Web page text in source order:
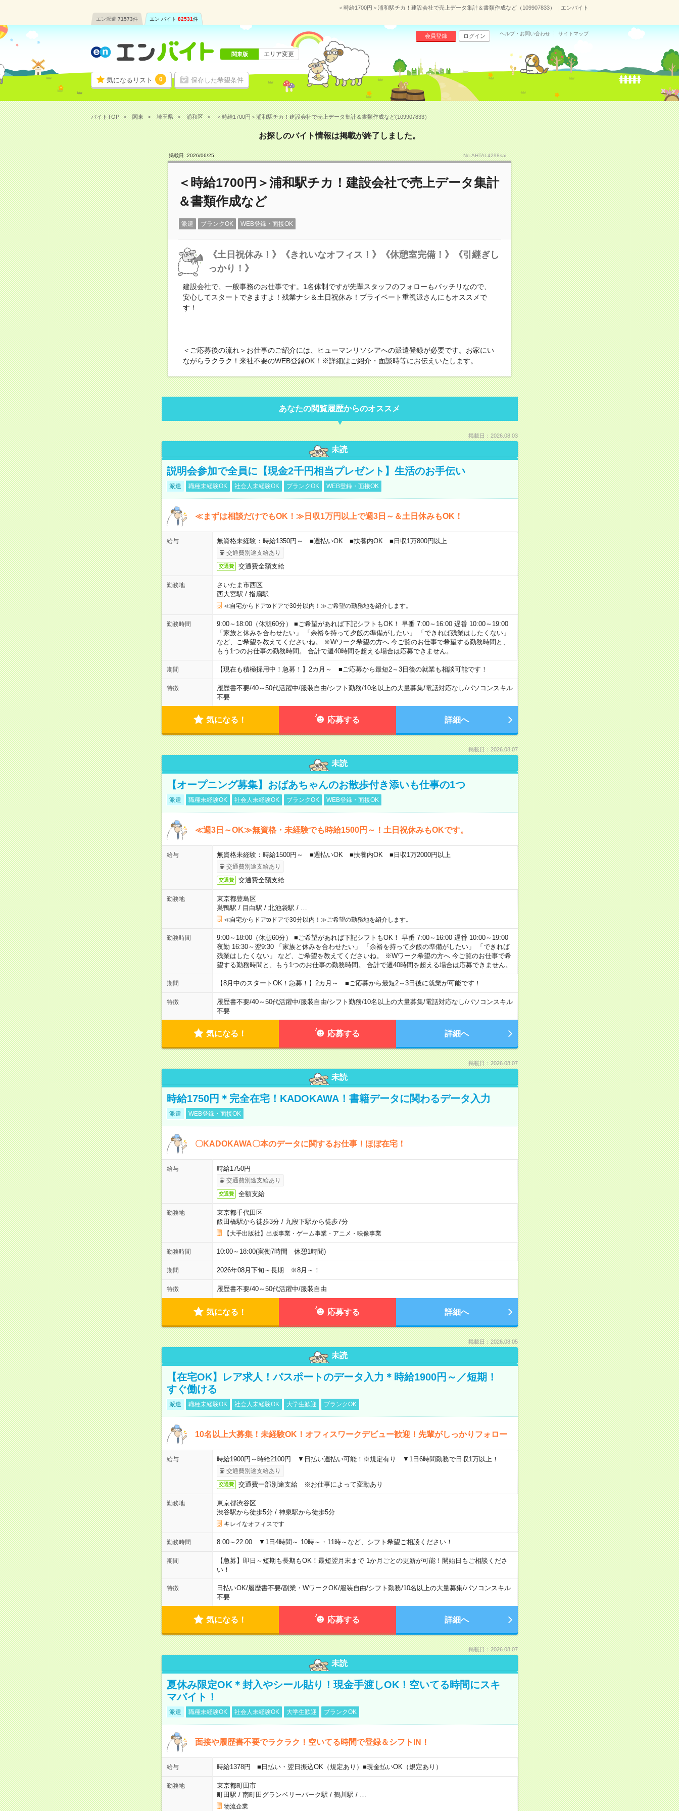
＜時給1700円＞浦和駅チカ！建設会社で売上データ集計＆書類作成など（109907833）｜エンバイト
エン派遣 71573件 エン バイト 82531件
気になるリスト 0 保存した希望条件
会員登録 ログイン ヘルプ・お問い合わせ サイトマップ
関東版 エリア変更
バイトTOP 関東 埼玉県 浦和区 ＜時給1700円＞浦和駅チカ！建設会社で売上データ集計＆書類作成など(109907833）
お探しのバイト情報は掲載が終了しました。
掲載日 :2026/06/25 No.AHTAL4298sai
＜時給1700円＞浦和駅チカ！建設会社で売上データ集計
＆書類作成など
派遣 ブランクOK WEB登録・面接OK
《土日祝休み！》《きれいなオフィス！》《休憩室完備！》《引継ぎし
っかり！》
建設会社で、一般事務のお仕事です。1名体制ですが先輩スタッフのフォローもバッチリなので、
安心してスタートできますよ！残業ナシ＆土日祝休み！プライベート重視派さんにもオススメで
す！
＜ご応募後の流れ＞お仕事のご紹介には、ヒューマンリソシアへの派遣登録が必要です。お家にい
ながらラクラク！来社不要のWEB登録OK！※詳細はご紹介・面談時等にお伝えいたします。
あなたの閲覧履歴からのオススメ
掲載日：2026.08.03
未読
説明会参加で全員に【現金2千円相当プレゼント】生活のお手伝い
派遣 職種未経験OK 社会人未経験OK ブランクOK WEB登録・面接OK
≪まずは相談だけでもOK！≫日収1万円以上で週3日～＆土日休みもOK！
給与 無資格未経験：時給1350円～ ■週払いOK ■扶養内OK ■日収1万800円以上
交通費別途支給あり
交通費 交通費全額支給
勤務地
さいたま市西区
西大宮駅 / 指扇駅
≪自宅からドアtoドアで30分以内！≫ご希望の勤務地を紹介します。
勤務時間
9:00～18:00（休憩60分） ■ご希望があれば下記シフトもOK！ 早番 7:00～16:00 遅番 10:00～19:00
「家族と休みを合わせたい」 「余裕を持って夕飯の準備がしたい」 「できれば残業はしたくない」
など、ご希望を教えてくださいね。 ※Wワーク希望の方へ 今ご覧のお仕事で希望する勤務時間と、
もう1つのお仕事の勤務時間。 合計で週40時間を超える場合は応募できません。
期間 【現在も積極採用中！急募！】2カ月～ ■ご応募から最短2～3日後の就業も相談可能です！
特徴 履歴書不要/40～50代活躍中/服装自由/シフト勤務/10名以上の大量募集/電話対応なし/パソコンスキル
不要
気になる！ 応募する 詳細へ
掲載日：2026.08.07
未読
【オープニング募集】おばあちゃんのお散歩付き添いも仕事の1つ
派遣 職種未経験OK 社会人未経験OK ブランクOK WEB登録・面接OK
≪週3日～OK≫無資格・未経験でも時給1500円～！土日祝休みもOKです。
給与 無資格未経験：時給1500円～ ■週払いOK ■扶養内OK ■日収1万2000円以上
交通費別途支給あり
交通費 交通費全額支給
勤務地
東京都豊島区
巣鴨駅 / 目白駅 / 北池袋駅 /
≪自宅からドアtoドアで30分以内！≫ご希望の勤務地を紹介します。
勤務時間
9:00～18:00（休憩60分） ■ご希望があれば下記シフトもOK！ 早番 7:00～16:00 遅番 10:00～19:00
夜勤 16:30～翌9:30 「家族と休みを合わせたい」 「余裕を持って夕飯の準備がしたい」 「できれば
残業はしたくない」 など、ご希望を教えてくださいね。 ※Wワーク希望の方へ 今ご覧のお仕事で希
望する勤務時間と、もう1つのお仕事の勤務時間。 合計で週40時間を超える場合は応募できません。
期間 【8月中のスタートOK！急募！】2カ月～ ■ご応募から最短2～3日後に就業が可能です！
特徴 履歴書不要/40～50代活躍中/服装自由/シフト勤務/10名以上の大量募集/電話対応なし/パソコンスキル
不要
気になる！ 応募する 詳細へ
掲載日：2026.08.07
未読
時給1750円＊完全在宅！KADOKAWA！書籍データに関わるデータ入力
派遣 WEB登録・面接OK
〇KADOKAWA〇本のデータに関するお仕事！ほぼ在宅！
給与 時給1750円
交通費別途支給あり
交通費 全額支給
勤務地
東京都千代田区
飯田橋駅から徒歩3分/ 九段下駅から徒歩7分
【大手出版社】出版事業・ゲーム事業・アニメ・映像事業
勤務時間 10:00～18:00(実働7時間 休憩1時間)
期間 2026年08月下旬～長期 ※8月～！
特徴 履歴書不要/40～50代活躍中/服装自由
気になる！ 応募する 詳細へ
掲載日：2026.08.05
未読
【在宅OK】レア求人！パスポートのデータ入力＊時給1900円～／短期！
すぐ働ける
派遣 職種未経験OK 社会人未経験OK 大学生歓迎 ブランクOK
10名以上大募集！未経験OK！オフィスワークデビュー歓迎！先輩がしっかりフォロー
給与 時給1900円～時給2100円 ▼日払い週払い可能！※規定有り ▼1日6時間勤務で日収1万以上！
交通費別途支給あり
交通費 交通費一部別途支給 ※お仕事によって変動あり
勤務地
東京都渋谷区
渋谷駅から徒歩5分/ 神泉駅から徒歩5分
キレイなオフィスです
勤務時間 8:00～22:00 ▼1日4時間～ 10時～・11時～など、シフト希望ご相談ください！
期間
【急募】即日～短期も長期もOK！最短翌月末まで 1か月ごとの更新が可能！開始日もご相談くださ
い！
特徴 日払いOK/履歴書不要/副業・WワークOK/服装自由/シフト勤務/10名以上の大量募集/パソコンスキル
不要
気になる！ 応募する 詳細へ
掲載日：2026.08.07
未読
夏休み限定OK＊封入やシール貼り！現金手渡しOK！空いてる時間にスキ
マバイト！
派遣 職種未経験OK 社会人未経験OK 大学生歓迎 ブランクOK
面接や履歴書不要でラクラク！空いてる時間で登録＆シフトIN！
給与 時給1378円 ■日払い・翌日振込OK（規定あり）■現金払いOK（規定あり）
勤務地
東京都町田市
町田駅 / 南町田グランベリーパーク駅 / 鶴川駅 /
物流企業